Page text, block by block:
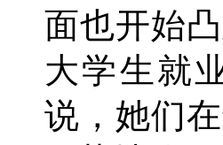
面也开始
大学生就
说，她们